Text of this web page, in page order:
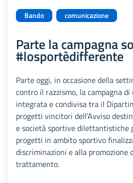
Bando comunicazione
Parte la campagna
#losportèdifferente
Parte oggi, in occasione della
contro il razzismo, la campagna
integrata e condivisa tra il
progetti vincitori dell’Avviso
e società sportive dilettantistiche
progetti in ambito sportivo
discriminazioni e alla promozione
trattamento.